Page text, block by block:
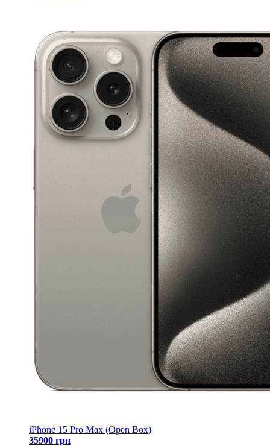
iPhone 15 Pro Max (Open Box)
35900 грн